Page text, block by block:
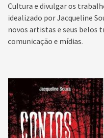
Cultura e divulgar os
idealizado por Jacqueline
novos artistas e seus belos
comunicação e mídias.